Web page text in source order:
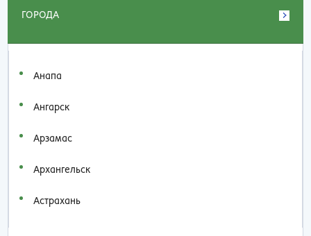
ГОРОДА
Анапа
Ангарск
Арзамас
Архангельск
Астрахань